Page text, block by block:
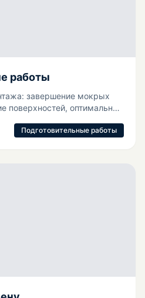
работы
завершение мокрых
поверхностей, оптимальная
Подготовительные работы